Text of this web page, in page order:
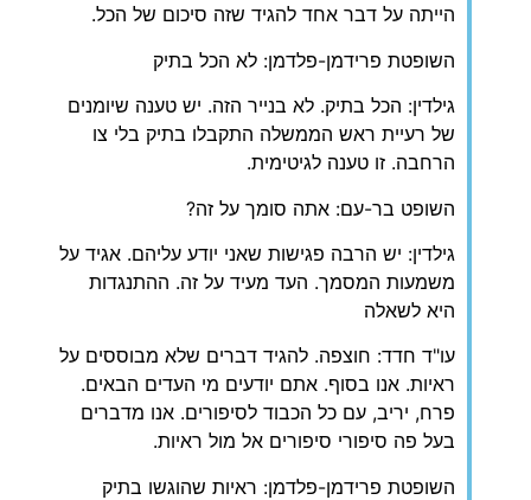
הייתה על דבר אחד להגיד שזה סיכום של הכל.
השופטת פרידמן-פלדמן: לא הכל בתיק
גילדין: הכל בתיק. לא בנייר הזה. יש טענה שיומנים
של רעיית ראש הממשלה התקבלו בתיק בלי צו
הרחבה. זו טענה לגיטימית.
השופט בר-עם: אתה סומך על זה?
גילדין: יש הרבה פגישות שאני יודע עליהם. אגיד על
משמעות המסמך. העד מעיד על זה. ההתנגדות
היא לשאלה
עו"ד חדד: חוצפה. להגיד דברים שלא מבוססים על
ראיות. אנו בסוף. אתם יודעים מי העדים הבאים.
פרח, יריב, עם כל הכבוד לסיפורים. אנו מדברים
בעל פה סיפורי סיפורים אל מול ראיות.
השופטת פרידמן-פלדמן: ראיות שהוגשו בתיק